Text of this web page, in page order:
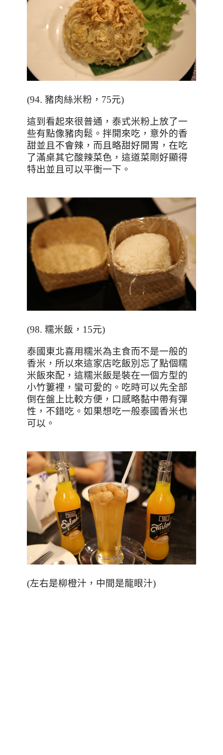
(94. 豬肉絲米粉， 75元)
這到看起來很普通，泰式米粉上放了一
些有點像豬肉鬆。拌開來吃，意外的香
甜並且不會辣，而且略甜好開胃，在吃
了滿桌其它酸辣菜色，這道菜剛好顯得
特出並且可以平衡一下。
(98. 糯米飯， 15元)
泰國東北喜用糯米為主食而不是一般的
香米，所以來這家店吃飯別忘了點個糯
米飯來配，這糯米飯是裝在一個方型的
小竹簍裡，蠻可愛的。吃時可以先全部
倒在盤上比較方便，口感略黏中帶有彈
性，不錯吃。如果想吃一般泰國香米也
可以。
(左右是柳橙汁，中間是龍眼汁)